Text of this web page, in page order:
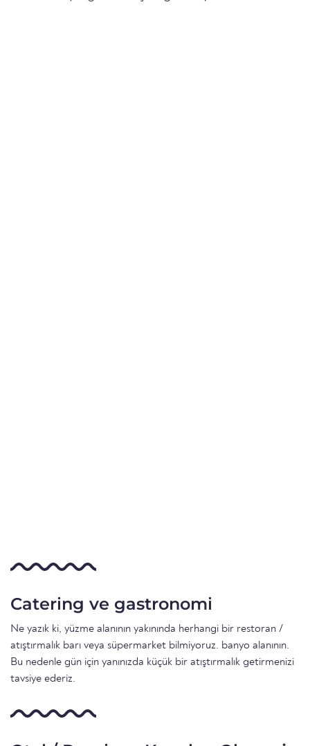
Catering ve gastronomi
Ne yazık ki, yüzme alanının yakınında herhangi bir restoran /
atıştırmalık barı veya süpermarket bilmiyoruz. banyo alanının.
Bu nedenle gün için yanınızda küçük bir atıştırmalık getirmenizi
tavsiye ederiz.